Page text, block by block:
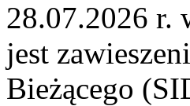
28.07.2026 r.
jest
Bieżącego